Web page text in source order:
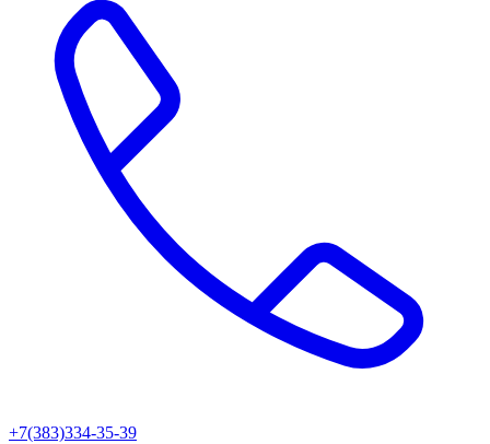
+7(383)334-35-39